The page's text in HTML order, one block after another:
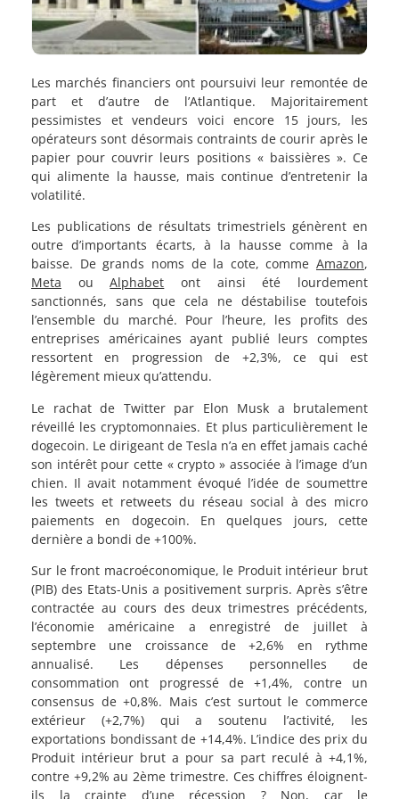
Les marchés financiers ont poursuivi leur remontée de
part et d’autre de l’Atlantique. Majoritairement
pessimistes et vendeurs voici encore 15 jours, les
opérateurs sont désormais contraints de courir après le
papier pour couvrir leurs positions « baissières ». Ce
qui alimente la hausse, mais continue d’entretenir la
volatilité.
Les publications de résultats trimestriels génèrent en
outre d’importants écarts, à la hausse comme à la
baisse. De grands noms de la cote, comme Amazon,
Meta ouAlphabet ont ainsi été lourdement
sanctionnés, sans que cela ne déstabilise toutefois
l’ensemble du marché. Pour l’heure, les profits des
entreprises américaines ayant publié leurs comptes
ressortent en progression de +2,3%, ce qui est
légèrement mieux qu’attendu.
Le rachat de Twitter par Elon Musk a brutalement
réveillé les cryptomonnaies. Et plus particulièrement le
dogecoin. Le dirigeant de Tesla n’a en effet jamais caché
son intérêt pour cette « crypto » associée à l’image d’un
chien. Il avait notamment évoqué l’idée de soumettre
les tweets et retweets du réseau social à des micro
paiements en dogecoin. En quelques jours, cette
dernière a bondi de +100%.
Sur le front macroéconomique, le Produit intérieur brut
(PIB) des Etats-Unis a positivement surpris. Après s’être
contractée au cours des deux trimestres précédents,
l’économie américaine a enregistré de juillet à
septembre une croissance de +2,6% en rythme
annualisé. Les dépenses personnelles de
consommation ont progressé de +1,4%, contre un
consensus de +0,8%. Mais c’est surtout le commerce
extérieur (+2,7%) qui a soutenu l’activité, les
exportations bondissant de +14,4%. L’indice des prix du
Produit intérieur brut a pour sa part reculé à +4,1%,
contre +9,2% au 2ème trimestre. Ces chiffres éloignent-
ils la crainte d’une récession ? Non, car le